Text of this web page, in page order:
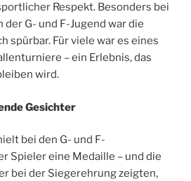
Respekt. Besonders bei
G- und F-Jugend war die
spürbar. Für viele war es eines
– ein Erlebnis, das
wird.
Gesichter
bei den G- und F-
Spieler eine Medaille – und die
bei der Siegerehrung zeigten,